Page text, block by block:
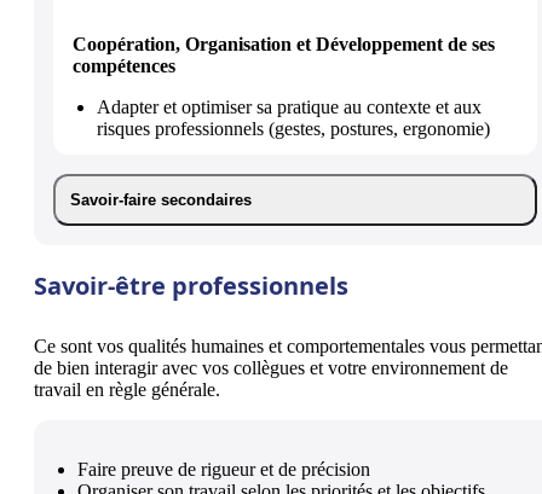
Coopération, Organisation et Développement de ses
compétences
Adapter et optimiser sa pratique au contexte et aux
risques professionnels (gestes, postures, ergonomie)
Savoir-faire secondaires
Savoir-être professionnels
Ce sont vos qualités humaines et comportementales vous
de bien interagir avec vos collègues et votre environnement de
travail en règle générale.
Faire preuve de rigueur et de précision